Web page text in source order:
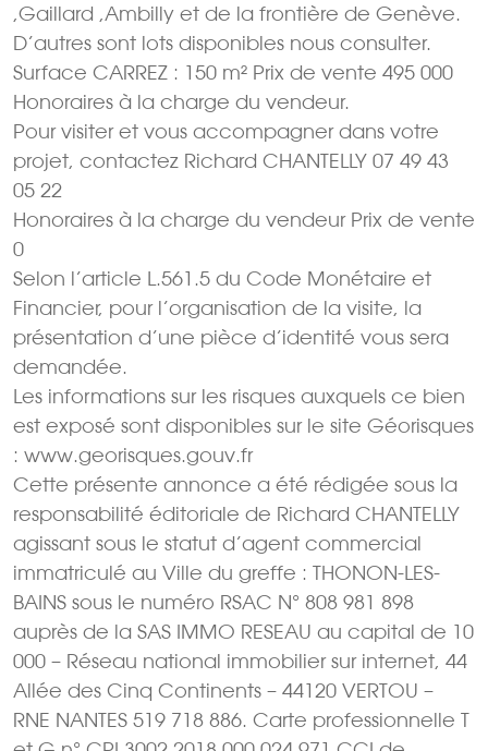
,Gaillard ,Ambilly et de la frontière de Genève.
D’autres sont lots disponibles nous consulter.
Surface CARREZ : 150 m² Prix de vente 495 000 
Honoraires à la charge du vendeur.
Pour visiter et vous accompagner dans votre
projet, contactez Richard CHANTELLY 07 49 43
05 22
Honoraires à la charge du vendeur Prix de vente
0 
Selon l’article L.561.5 du Code Monétaire et
Financier, pour l’organisation de la visite, la
présentation d’une pièce d’identité vous sera
demandée.
Les informations sur les risques auxquels ce bien
est exposé sont disponibles sur le site Géorisques
: www.georisques.gouv.fr
Cette présente annonce a été rédigée sous la
responsabilité éditoriale de Richard CHANTELLY
agissant sous le statut d’agent commercial
immatriculé au Ville du greffe : THONON-LES-
BAINS sous le numéro RSAC N° 808 981 898
auprès de la SAS IMMO RESEAU au capital de 10
000 – Réseau national immobilier sur internet, 44
Allée des Cinq Continents – 44120 VERTOU –
RNE NANTES 519 718 886. Carte professionnelle T